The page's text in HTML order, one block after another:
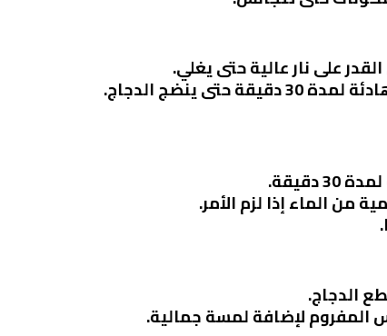
على نار عالية حتى يغلي.
ينضج الدجاج.
الدجاج.
المفروم لإضافة لمسة جمالية.